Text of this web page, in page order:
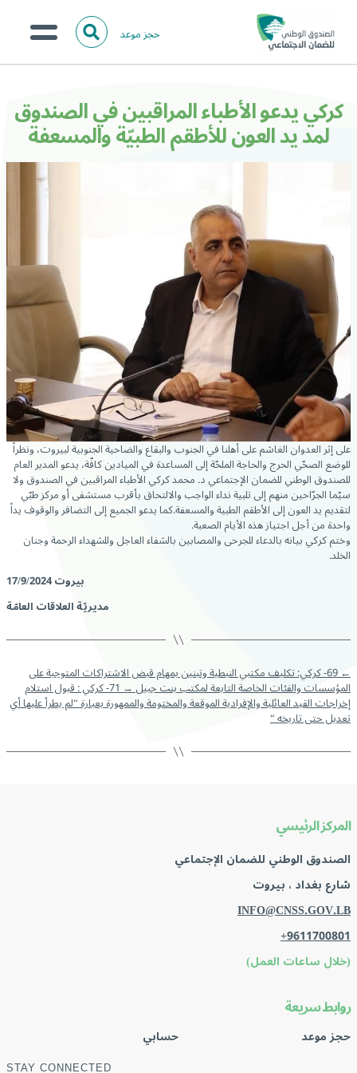
حجز موعد ا
ل
ث
الخدمات الالكترونية
المركز الإعلامي
البحث
كركي يدعو الأطباء المراقبين في الصندوق
لمد يد العون للأطقم الطبيّة والمسعفة
على إثر العدوان الغاشم على أهلنا في الجنوب والبقاع والضاحية الجنوبية لبيروت، ونظراً
للوضع الصحّي الحرج والحاجة الملحّة إلى المساعدة في الميادين كافّة، يدعو المدير العام
للصندوق الوطني للضمان الإجتماعي د. محمد كركي الأطباء المراقبين في الصندوق ولا
سيّما الجرّاحين منهم إلى تلبية نداء الواجب والالتحاق بأقرب مستشفى أو مركز طبّي
لتقديم يد العون إلى الأطقم الطبية والمسعفة.كما يدعو الجميع إلى التضافر والوقوف يداً
واحدة من أجل اجتياز هذه الأيام الصعبة.
وختم كركي بيانه بالدعاء للجرحى والمصابين بالشفاء ‏العاجل وللشهداء الرحمة وجنان
الخلد.
بيروت 17/9/2024
مديريّة العلاقات العامّة
← 69- كركي: تكليف مكتبي النبطية وتبنين بمهام قبض الاشتراكات المتوجبة على
المؤسسات والفئات الخاصة التابعة لمكتب بنت جبيل→ 71- كركي : قبول استلام
إخراجات القيد العائلية والإفرادية الموقعة والمختومة والممهورة بعبارة “لم يطرأ عليها أي
تعديل حتى تاريخه “
المركز الرئيسي
الصندوق الوطني للضمان الإجتماعي
شارع بغداد ، بيروت
INFO@CNSS.GOV.LB
+9611700801
(خلال ساعات العمل)
روابط سريعة
حجز موعد حسابي
STAY CONNECTED